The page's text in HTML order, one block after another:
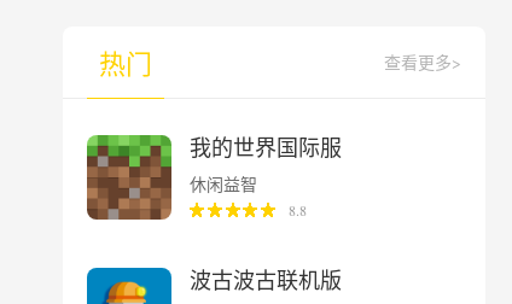
热门 查看更多>
我的世界国际服
休闲益智
8.8
波古波古联机版